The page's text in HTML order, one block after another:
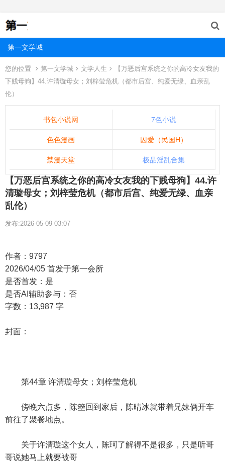
第一文学城
您的位置 第一文学城 文学人生
【万恶后宫系统之你的高冷女友我的
下贱母狗】44.许清璇母女；刘梓莹危机（都市后宫、纯爱无绿、血亲乱
伦）
书包小说网 7色小说
色色漫画 囚爱（民国H）
禁漫天堂 极品淫乱合集
【万恶后宫系统之你的高冷女友我的下贱母狗】44.许
清璇母女；刘梓莹危机（都市后宫、纯爱无绿、血亲
乱伦）
发布:2026-05-09 03:07
作者：9797
2026/04/05 首发于第一会所
是否首发：是
是否AI辅助参与：否
字数：13,987 字
封面：
第44章 许清璇母女；刘梓莹危机
傍晚六点多，陈箜回到家后，陈晴冰就带着兄妹俩开车
前往了聚餐地点。
关于许清璇这个女人，陈珂了解得不是很多，只是听哥
哥说她马上就要被哥